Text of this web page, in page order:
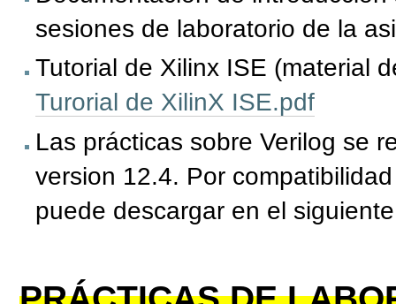
sesiones de laboratorio de la
Tutorial de Xilinx ISE (material
Turorial de XilinX ISE.pdf
Las prácticas sobre Verilog se
version 12.4. Por
puede descargar en el